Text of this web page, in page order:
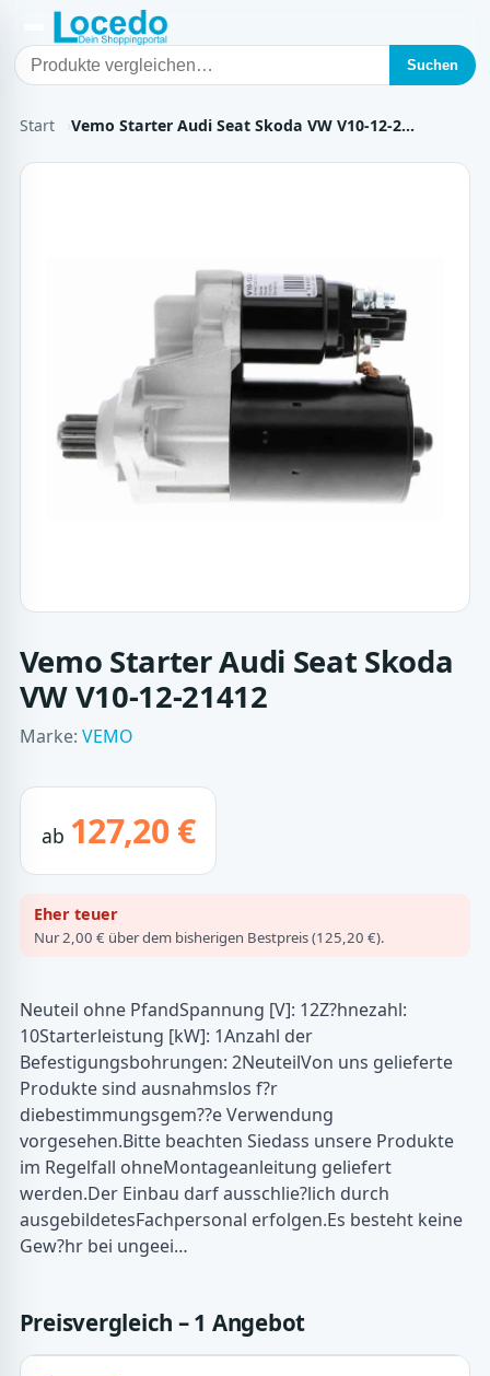
Suchen
Start Vemo Starter Audi Seat Skoda VW V10-12-2…
Vemo Starter Audi Seat Skoda
VW V10-12-21412
Marke: VEMO
ab 127,20 €
Eher teuer
Nur 2,00 € über dem bisherigen Bestpreis (125,20 €).
Neuteil ohne PfandSpannung [V]: 12Z?hnezahl:
10Starterleistung [kW]: 1Anzahl der
Befestigungsbohrungen: 2NeuteilVon uns gelieferte
Produkte sind ausnahmslos f?r
diebestimmungsgem??e Verwendung
vorgesehen.Bitte beachten Siedass unsere Produkte
im Regelfall ohneMontageanleitung geliefert
werden.Der Einbau darf ausschlie?lich durch
ausgebildetesFachpersonal erfolgen.Es besteht keine
Gew?hr bei ungeei…
Preisvergleich – 1 Angebot